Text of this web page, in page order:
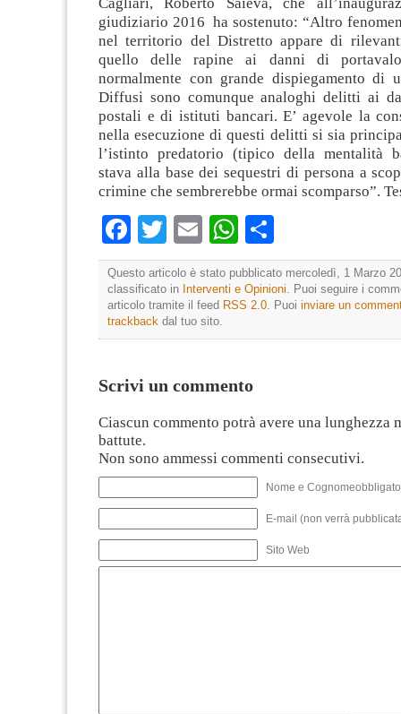
giudiziario 2016 ha sostenuto: “Altro
nel territorio del Distretto appare di
quello delle rapine ai danni di
normalmente con grande dispiegamento di
Diffusi sono comunque analoghi delitti ai
postali e di istituti bancari. E’ agevole la
nella esecuzione di questi delitti si sia
l’istinto predatorio (tipico della mentalità
stava alla base dei sequestri di persona a
crimine che sembrerebbe ormai scomparso”.
Facebook
TwitterEmailWhatsApp
Questo articolo è stato pubblicato mercoledì, 1 Marzo
classificato in Interventi e Opinioni . Puoi seguire i
articolo tramite il feed RSS 2.0 . Puoi inviare un
trackback dal tuo sito.
Scrivi un commento
Ciascun commento potrà avere una lunghezza
battute.
Non sono ammessi commenti consecutivi.
Nome e
E-mail (non verrà
Sito Web